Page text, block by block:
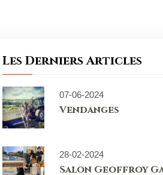
Les Derniers Articles
07-06-2024
Vendanges
28-02-2024
Salon Geoffroy